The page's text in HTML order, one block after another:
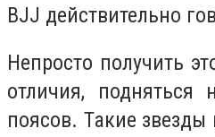
BJJ действительно
Непросто получить
отличия, подняться
поясов. Такие